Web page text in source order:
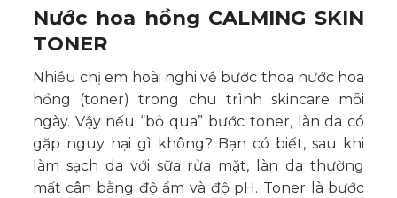
Nước hoa hồng CALMING SKIN
TONER
Nhiều chị em hoài nghi về bước thoa nước hoa
hồng (toner) trong chu trình skincare mỗi
ngày. Vậy nếu “bỏ qua” bước toner, làn da có
gặp nguy hại gì không? Bạn có biết, sau khi
làm sạch da với sữa rửa mặt, làn da thường
mất cân bằng độ ẩm và độ pH. Toner là bước